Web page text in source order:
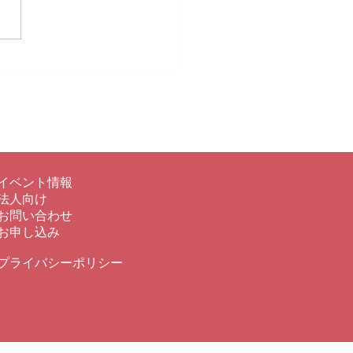
ベント情報
人向け
問い合わせ
申し込み
ライバシーポリシー